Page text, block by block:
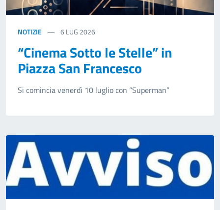
NOTIZIE 6LUG 2026
“Cinema Sotto le Stelle” in
Piazza San Francesco
Si comincia venerdì 10 luglio con “Superman”